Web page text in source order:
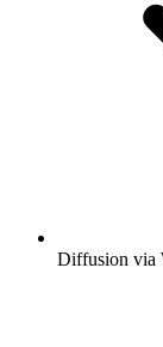
Diffusion via